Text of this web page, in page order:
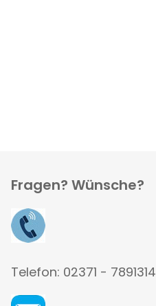
Fragen? Wünsche?
Telefon: 02371 - 7891314